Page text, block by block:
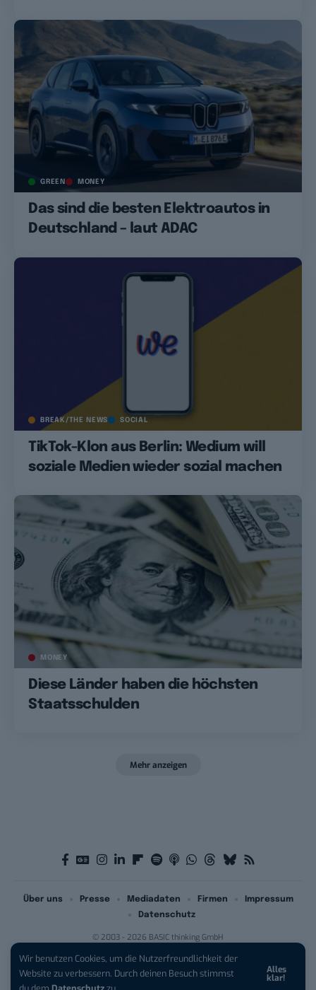
Wir benutzen Cookies, um die Nutzerfreundlichkeit der
Website zu verbessern. Durch deinen Besuch stimmst
Alles
klar!
GREEN MONEY
Das sind die besten Elektroautos in
Deutschland – laut ADAC
BREAK/THE NEWS SOCIAL
TikTok-Klon aus Berlin: Wedium will
soziale Medien wieder sozial machen
MONEY
Diese Länder haben die höchsten
Staatsschulden
Mehr anzeigen
© 2003 - 2026 BASIC thinking GmbH
Über uns Presse Mediadaten Firmen
Impressum
Datenschutz
iPhone 17 Pro sichern:Für 1 € +
200 € Hardware-Bonus!